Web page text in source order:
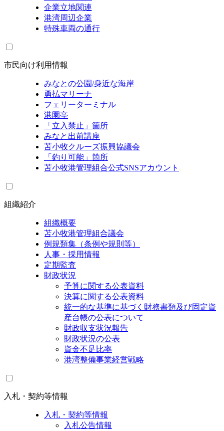
企業立地関連
港湾周辺企業
特殊車両の通行
市民向け利用情報
みなとの公園/身近な海岸
勇払マリーナ
フェリーターミナル
港園亭
「立入禁止」箇所
みなと出前講座
苫小牧クルーズ振興協議会
「釣り可能」箇所
苫小牧港管理組合公式SNSアカウント
組織紹介
組織概要
苫小牧港管理組合議会
例規類集（条例や規則等）
人事・採用情報
定期監査
財政状況
予算に関する公表資料
決算に関する公表資料
統一的な基準に基づく財務書類及び固定資
産台帳の公表について
財政収支状況報告
財政状況の公表
資金不足比率
港湾整備事業経営戦略
入札・契約等情報
入札・契約等情報
入札公告情報